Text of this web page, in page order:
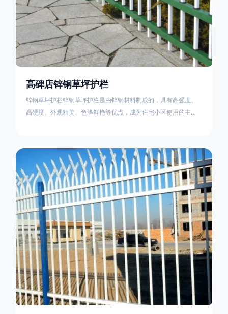
高碑店锌钢草坪护栏
锌钢草坪护栏锌钢草坪护栏是由锌钢材料制成的，具有高强度、
高硬度、外观精美、色泽鲜艳等优点，成为住宅小区使用的主流
的使用方法主要是应用在人员行走的边界处，这就需要锌钢草坪
护栏产品的表面设计较为圆滑，减少人员不小心碰触锌钢草坪护
栏产品的伤害值。在安装前，土木建筑为砖砌或混凝土浇筑奠定
了的基础